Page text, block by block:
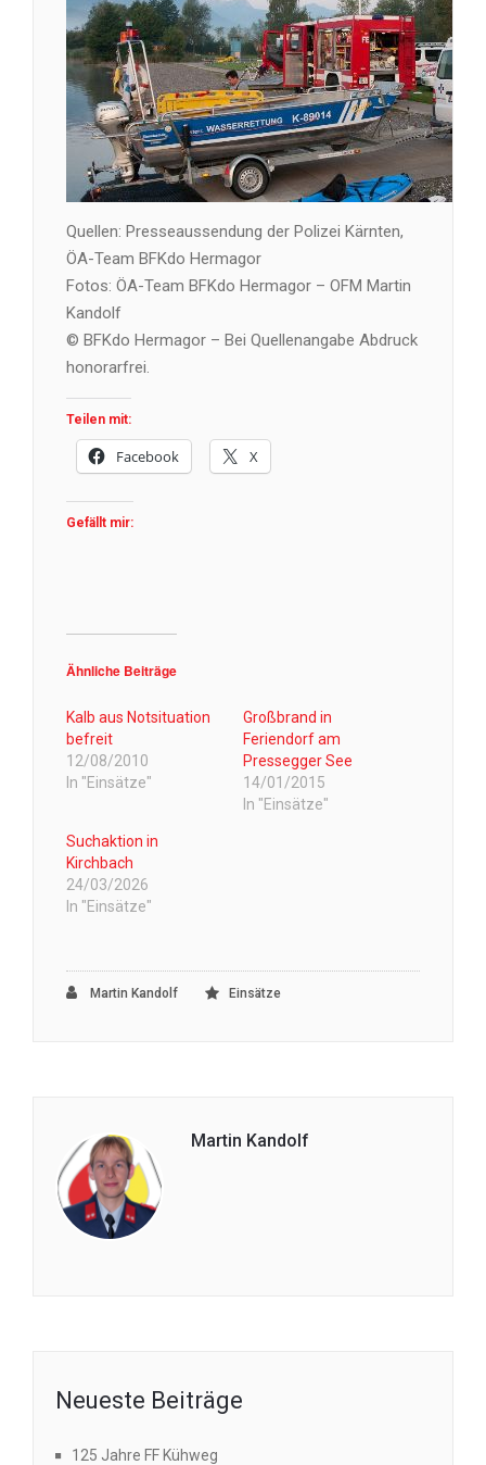
Quellen: Presseaussendung der Polizei Kärnten,
ÖA-Team BFKdo Hermagor
Fotos: ÖA-Team BFKdo Hermagor – OFM Martin
Kandolf
© BFKdo Hermagor – Bei Quellenangabe Abdruck
honorarfrei.
Teilen mit:
Facebook X
Gefällt mir:
Ähnliche Beiträge
Kalb aus Notsituation
befreit
12/08/2010
In "Einsätze"
Großbrand in
Feriendorf am
Pressegger See
14/01/2015
In "Einsätze"
Suchaktion in
Kirchbach
24/03/2026
In "Einsätze"
Martin Kandolf Einsätze
Martin Kandolf
Neueste Beiträge
125 Jahre FF Kühweg